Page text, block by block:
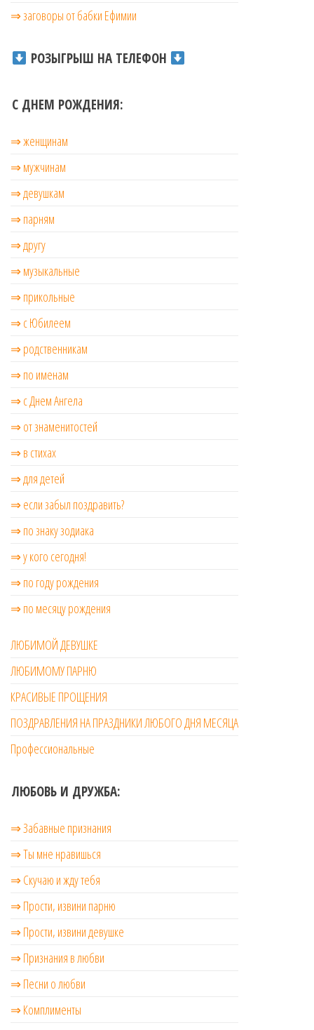
⇒ заговоры от бабки Ефимии
РОЗЫГРЫШ НА ТЕЛЕФОН
С ДНЕМ РОЖДЕНИЯ:
⇒ женщинам
⇒ мужчинам
⇒ девушкам
⇒ парням
⇒ другу
⇒ музыкальные
⇒ прикольные
⇒ с Юбилеем
⇒ родственникам
⇒ по именам
⇒ с Днем Ангела
⇒ от знаменитостей
⇒ в стихах
⇒ для детей
⇒ если забыл поздравить?
⇒ по знаку зодиака
⇒ у кого сегодня!
⇒ по году рождения
⇒ по месяцу рождения
ЛЮБИМОЙ ДЕВУШКЕ
ЛЮБИМОМУ ПАРНЮ
КРАСИВЫЕ ПРОЩЕНИЯ
ПОЗДРАВЛЕНИЯ НА ПРАЗДНИКИ ЛЮБОГО ДНЯ МЕСЯЦА
Профессиональные
ЛЮБОВЬ И ДРУЖБА:
⇒ Забавные признания
⇒ Ты мне нравишься
⇒ Скучаю и жду тебя
⇒ Прости, извини парню
⇒ Прости, извини девушке
⇒ Признания в любви
⇒ Песни о любви
⇒ Комплименты